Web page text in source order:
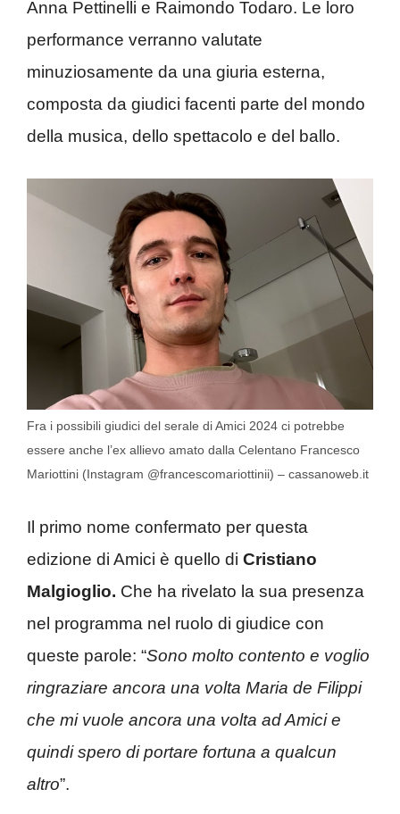
Anna Pettinelli e Raimondo Todaro. Le loro
performance verranno valutate
minuziosamente da una giuria esterna,
composta da giudici facenti parte del mondo
della musica, dello spettacolo e del ballo.
Fra i possibili giudici del serale di Amici 2024 ci potrebbe
essere anche l’ex allievo amato dalla Celentano Francesco
Mariottini (Instagram @francescomariottinii) – cassanoweb.it
Il primo nome confermato per questa
edizione di Amici è quello di Cristiano
Malgioglio. Che ha rivelato la sua presenza
nel programma nel ruolo di giudice con
queste parole: “Sono molto contento e voglio
ringraziare ancora una volta Maria de Filippi
che mi vuole ancora una volta ad Amici e
quindi spero di portare fortuna a qualcun
altro”.